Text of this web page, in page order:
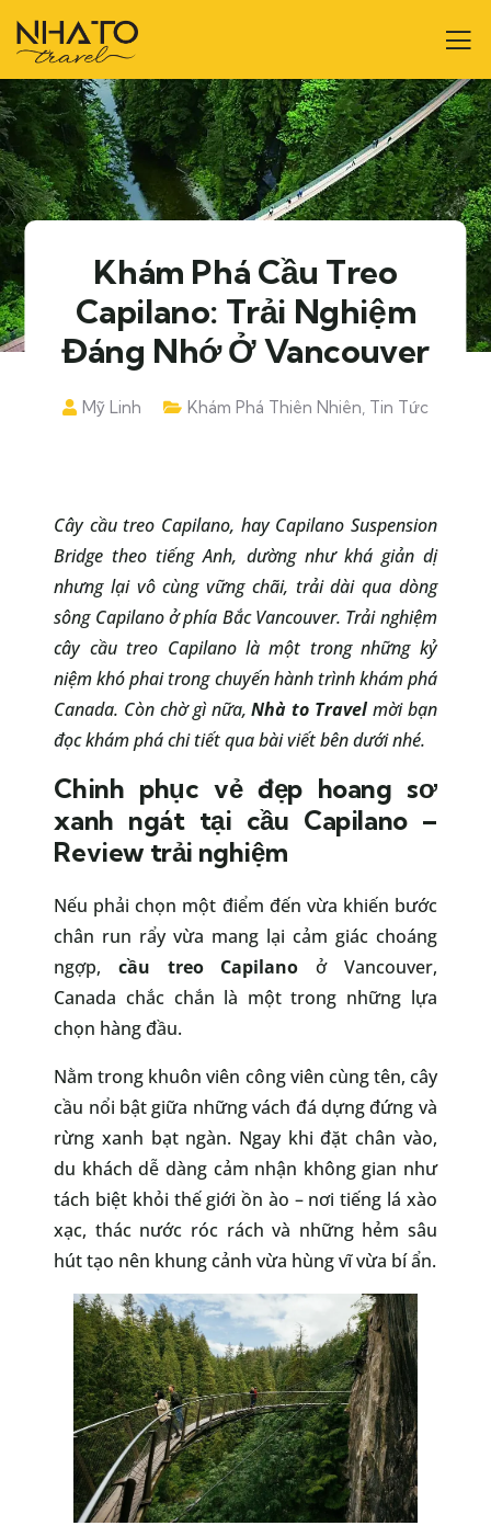
Khám Phá Cầu Treo
Capilano: Trải Nghiệm
Đáng Nhớ Ở Vancouver
Mỹ Linh Khám Phá Thiên Nhiên, Tin Tức
Cây cầu treo Capilano, hay Capilano Suspension
Bridge theo tiếng Anh, dường như khá giản dị
nhưng lại vô cùng vững chãi, trải dài qua dòng
sông Capilano ở phía Bắc Vancouver. Trải nghiệm
cây cầu treo Capilano là một trong những kỷ
niệm khó phai trong chuyến hành trình khám phá
Canada. Còn chờ gì nữa,Nhà to Travelmời bạn
đọc khám phá chi tiết qua bài viết bên dưới nhé.
Chinh phục vẻ đẹp hoang sơ
xanh ngát tại cầu Capilano –
Review trải nghiệm
Nếu phải chọn một điểm đến vừa khiến bước
chân run rẩy vừa mang lại cảm giác choáng
ngợp,cầu treo Capilano ở Vancouver,
Canada chắc chắn là một trong những lựa
chọn hàng đầu.
Nằm trong khuôn viên công viên cùng tên, cây
cầu nổi bật giữa những vách đá dựng đứng và
rừng xanh bạt ngàn. Ngay khi đặt chân vào,
du khách dễ dàng cảm nhận không gian như
tách biệt khỏi thế giới ồn ào – nơi tiếng lá xào
xạc, thác nước róc rách và những hẻm sâu
hút tạo nên khung cảnh vừa hùng vĩ vừa bí ẩn.